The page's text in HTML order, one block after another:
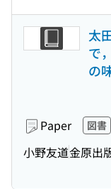
太
で
の
Paper 図書
小野友道金原出